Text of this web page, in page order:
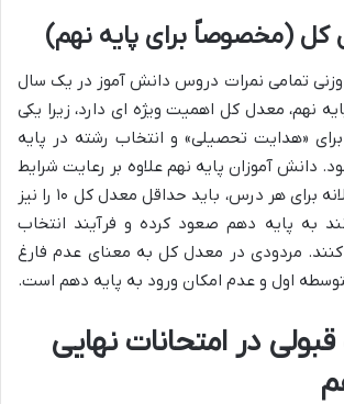
(مخصوصاً برای پایه نهم)
تمامی نمرات دروس دانش آموز در یک سال
نهم، معدل کل اهمیت ویژه ای دارد، زیرا یکی
«هدایت تحصیلی» و انتخاب رشته در پایه
آموزان پایه نهم علاوه بر رعایت شرایط
نمره برگه و نمره سالانه برای هر درس، باید حداقل معدل کل ۱۰ را نیز
به پایه دهم صعود کرده و فرآیند انتخاب
کنند. مردودی در معدل کل به معنای عدم فارغ
اول و عدم امکان ورود به پایه دهم است.
در امتحانات نهایی